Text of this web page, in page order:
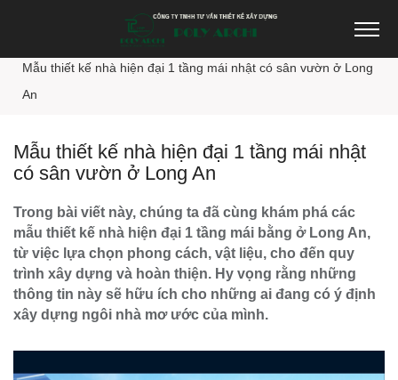
Thiết kế nhà đẹp
Mẫu thiết kế nhà hiện đại 1 tầng mái nhật có sân vườn ở Long
An
Mẫu thiết kế nhà hiện đại 1 tầng mái nhật
có sân vườn ở Long An
Trong bài viết này, chúng ta đã cùng khám phá các
mẫu thiết kế nhà hiện đại 1 tầng mái bằng ở Long An,
từ việc lựa chọn phong cách, vật liệu, cho đến quy
trình xây dựng và hoàn thiện. Hy vọng rằng những
thông tin này sẽ hữu ích cho những ai đang có ý định
xây dựng ngôi nhà mơ ước của mình.